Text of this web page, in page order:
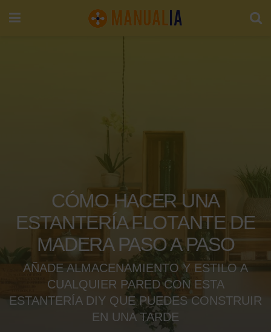
CÓMO HACER UNA
ESTANTERÍA FLOTANTE DE
MADERA PASO A PASO
AÑADE ALMACENAMIENTO Y ESTILO A
CUALQUIER PARED CON ESTA
ESTANTERÍA DIY QUE PUEDES CONSTRUIR
EN UNA TARDE